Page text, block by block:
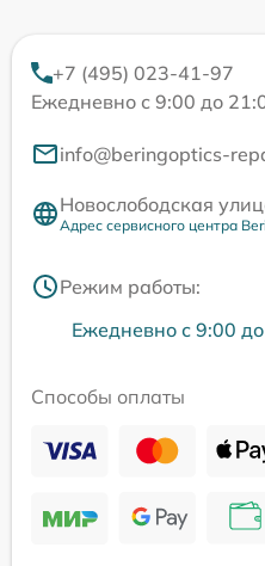
+7 (495) 023-41-97
Ежедневно с 9:00 до
info@beringoptics-
Новослободская
Адрес сервисного центра
Режим работы:
Ежедневно с 9:00
Способы оплаты